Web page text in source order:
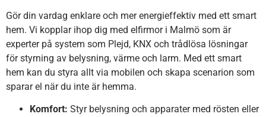
Gör din vardag enklare och mer energieffektiv med ett smart
hem. Vi kopplar ihop dig med elfirmor i Malmö som är
experter på system som Plejd, KNX och trådlösa lösningar
för styrning av belysning, värme och larm. Med ett smart
hem kan du styra allt via mobilen och skapa scenarion som
sparar el när du inte är hemma.
Komfort: Styr belysning och apparater med rösten eller